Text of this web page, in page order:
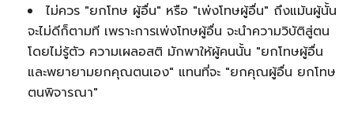
ไม่ควร "ยกโทษ ผู้อื่น" หรือ "เพ่งโทษผู้อื่น" ถึงแม้นผู้นั้น
จะไม่ดีก็ตามที เพราะการเพ่งโทษผู้อื่น จะนำความวิบัติสู่ตน
โดยไม่รู้ตัว ความเผลอสติ มักพาให้ผู้คนนั้น "ยกโทษผู้อื่น
และพยายามยกคุณตนเอง" แทนที่จะ "ยกคุณผู้อื่น ยกโทษ
ตนพิจารณา"